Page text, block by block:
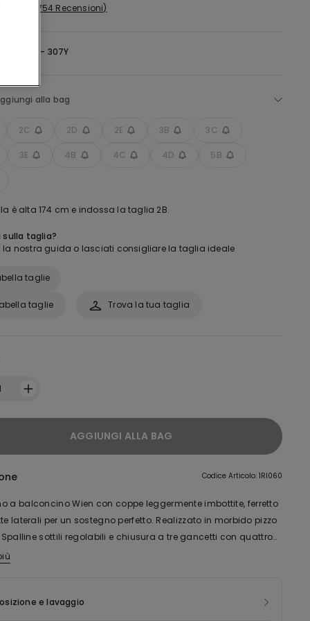
754 Recensioni
Light Sky - 307Y
alla bag
2C 2D 2E 3B 3C
3E 4B 4C 4D 5B
è alta 174 cm e indossa la taglia 2B.
sulla taglia?
la nostra guida o lasciati consigliare la taglia ideale
taglie
Trova la tua taglia
taglie
AGGIUNGI ALLA BAG
Codice Articolo: 1RI060
a balconcino Wien con coppe leggermente imbottite, ferretto
laterali per un sostegno perfetto. Realizzato in morbido pizzo
sottili regolabili e chiusura a tre gancetti con quattro
del pizzo di questo prodotto è realizzata con filato 100%
il consumatore finale.
e lavaggio